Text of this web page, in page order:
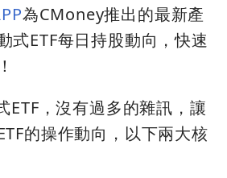
為CMoney推出的最新產
式ETF每日持股動向，快速
ETF，沒有過多的雜訊，讓
的操作動向，以下兩大核